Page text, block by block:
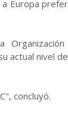
Europa
actual nivel
concluyó.